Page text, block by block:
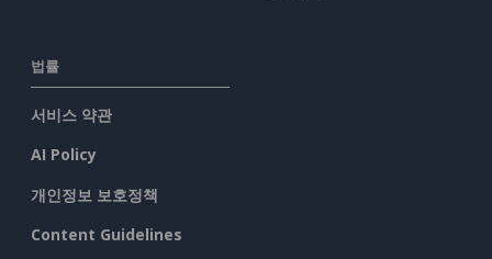
법률
서비스 약관
AI Policy
개인정보 보호정책
Content Guidelines